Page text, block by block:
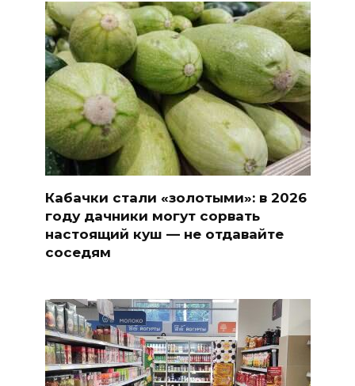
Кабачки стали «золотыми»: в 2026
году дачники могут сорвать
настоящий куш — не отдавайте
соседям